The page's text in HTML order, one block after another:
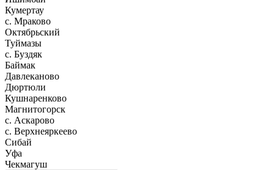
Кумертау
c. Мраково
Октябрьский
Туймазы
c. Буздяк
Баймак
Давлеканово
Дюртюли
Кушнаренково
Магнитогорск
с. Аскарово
с. Верхнеяркеево
Сибай
Уфа
Чекмагуш